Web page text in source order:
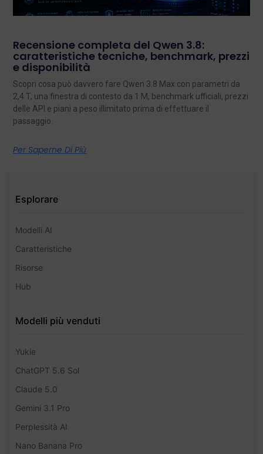
Recensione completa del Qwen 3.8:
caratteristiche tecniche, benchmark, prezzi
e disponibilità
Scopri cosa può davvero fare Qwen 3.8 Max con parametri da
2,4 T, una finestra di contesto da 1 M, benchmark ufficiali, prezzi
delle API e piani a peso illimitato prima di effettuare il
passaggio.
Per Saperne Di Più
Esplorare
Modelli AI
Caratteristiche
Risorse
Hub
Modelli più venduti
Yukie
ChatGPT 5.6 Sol
Claude 5.0
Gemini 3.1 Pro
Perplessità AI
Nano Banana Pro